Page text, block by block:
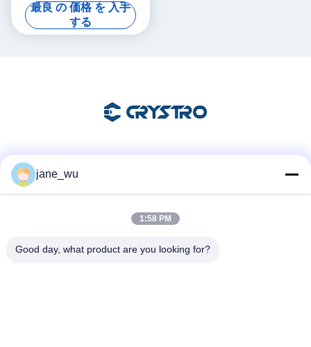
最良 の 価格 を 入手
する
jane_wu
1:58 PM
Good day, what product are you looking for?